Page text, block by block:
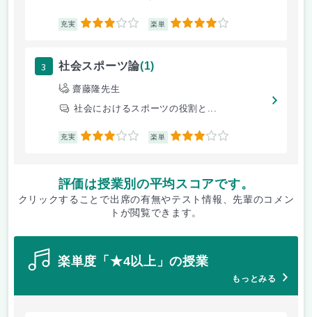
充実 3 楽単 4
3 社会スポーツ論(1)
齋藤隆先生
社会におけるスポーツの役割と...
充実 3 楽単 3
評価は授業別の平均スコアです。
クリックすることで出席の有無やテスト情報、先輩のコメン
トが閲覧できます。
楽単度「★4以上」の授業
もっとみる